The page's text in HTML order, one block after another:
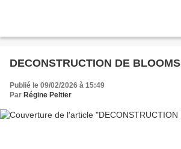
DECONSTRUCTION DE BLOOMS
Publié le 09/02/2026 à 15:49
Par Régine Peltier